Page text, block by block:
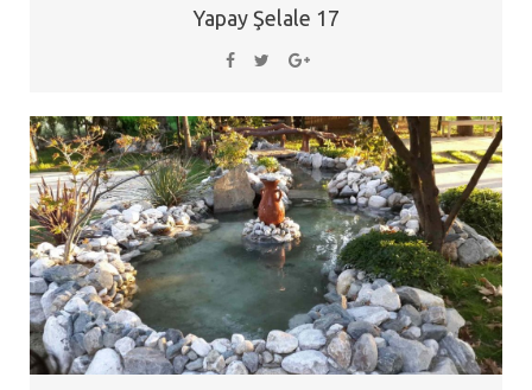
Yapay Şelale 17